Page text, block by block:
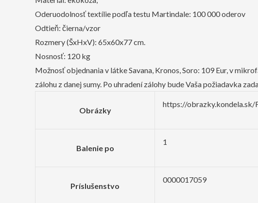
Oderuodolnosť textílie podľa testu Martindale: 100 000 oderov
Odtieň: čierna/vzor
Rozmery (ŠxHxV): 65x60x77 cm.
Nosnosť: 120 kg
Možnosť objednania v látke Savana, Kronos, Soro: 109 Eur, v
zálohu z danej sumy. Po uhradení zálohy bude Vaša požiadavka
Obrázky
https://
Balenie po
1
Príslušenstvo
0000017059